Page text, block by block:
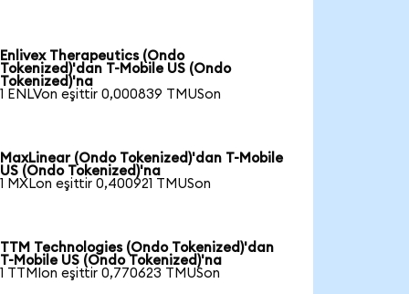
Enlivex Therapeutics (Ondo
Tokenized)'dan T-Mobile US (Ondo
Tokenized)'na
1 ENLVon eşittir 0,000839 TMUSon
MaxLinear (Ondo Tokenized)'dan T-Mobile
US (Ondo Tokenized)'na
1 MXLon eşittir 0,400921 TMUSon
TTM Technologies (Ondo Tokenized)'dan
T-Mobile US (Ondo Tokenized)'na
1 TTMIon eşittir 0,770623 TMUSon